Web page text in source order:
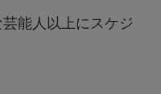
能人以上にスケジ